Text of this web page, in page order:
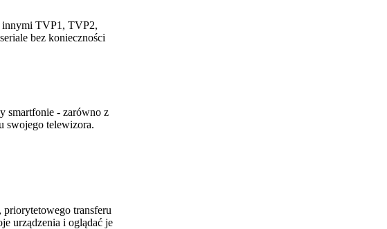
innymi TVP1, TVP2,
bez konieczności
smartfonie - zarówno z
swojego telewizora.
transferu
urządzenia i oglądać je